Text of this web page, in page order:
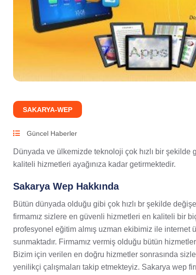
SAKARYA-WEP
Güncel Haberler
Dünyada ve ülkemizde teknoloji çok hızlı bir şekilde
kaliteli hizmetleri ayağınıza kadar getirmektedir.
Sakarya Wep Hakkında
Bütün dünyada olduğu gibi çok hızlı br şekilde
firmamız sizlere en güvenli hizmetleri en kaliteli bir
profesyonel eğitim almış uzman ekibimiz ile
sunmaktadır. Firmamız vermiş olduğu bütün
Bizim için verilen en doğru hizmetler sonrasında
yenilikçi çalışmaları takip etmekteyiz. Sakarya wep